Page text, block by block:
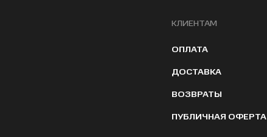
КЛИЕНТАМ
ОПЛАТА
ДОСТАВКА
ВОЗВРАТЫ
ПУБЛИЧНАЯ ОФЕРТА